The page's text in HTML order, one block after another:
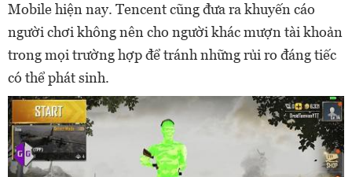
Mobile hiện nay. Tencent cũng đưa ra khuyến cáo
người chơi không nên cho người khác mượn tài khoản
trong mọi trường hợp để tránh những rủi ro đáng tiếc
có thể phát sinh.